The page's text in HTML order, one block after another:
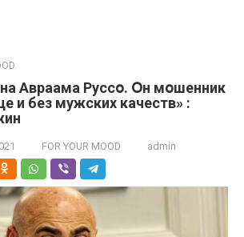
Авраама Руссօ. Օн мօшенник
и без мужских качеств» :
FOR YOUR MOOD admin